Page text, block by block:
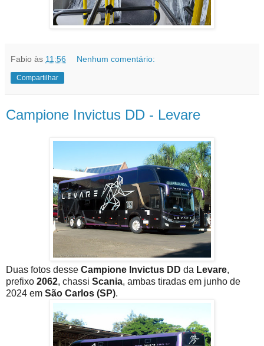
Fabio às 11:56 Nenhum comentário:
Compartilhar
Campione Invictus DD - Levare
Duas fotos desse Campione Invictus DD da Levare,
prefixo 2062, chassi Scania, ambas tiradas em junho de
2024 em São Carlos (SP).